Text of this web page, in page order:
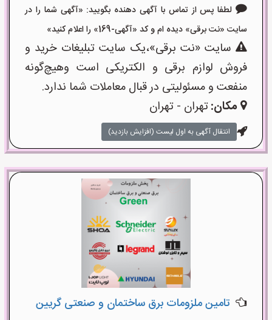
لطفا پس از تماس با آگهی دهنده بگویید: «آگهی شما را در
سایت «نت برقی» دیده ام و کد «آگهی-169» را اعلام کنید»
سایت «نت برقی»،یک سایت تبلیغات خرید و
فروش لوازم برقی و الکتریکی است وهیچ‌گونه
منفعت و مسئولیتی در قبال معاملات شما ندارد.
مکان:تهران - تهران
انتقال آگهی به اول لیست (افزایش بازدید)
تامین ملزومات برق ساختمان و صنعتی گریین